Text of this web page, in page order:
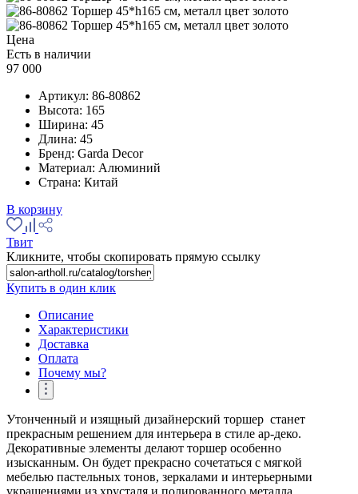
Цена
Есть в наличии
97 000
Артикул: 86-80862
Высота: 165
Ширина: 45
Длина: 45
Бренд: Garda Decor
Материал: Алюминий
Страна: Китай
В корзину
Твит
Кликните, чтобы скопировать прямую ссылку
Купить в один клик
Описание
Характеристики
Доставка
Оплата
Почему мы?
Утонченный и изящный дизайнерский торшер станет
прекрасным решением для интерьера в стиле ар-деко.
Декоративные элементы делают торшер особенно
изысканным. Он будет прекрасно сочетаться с мягкой
мебелью пастельных тонов, зеркалами и интерьерными
украшениями из хрусталя и полированного металла.